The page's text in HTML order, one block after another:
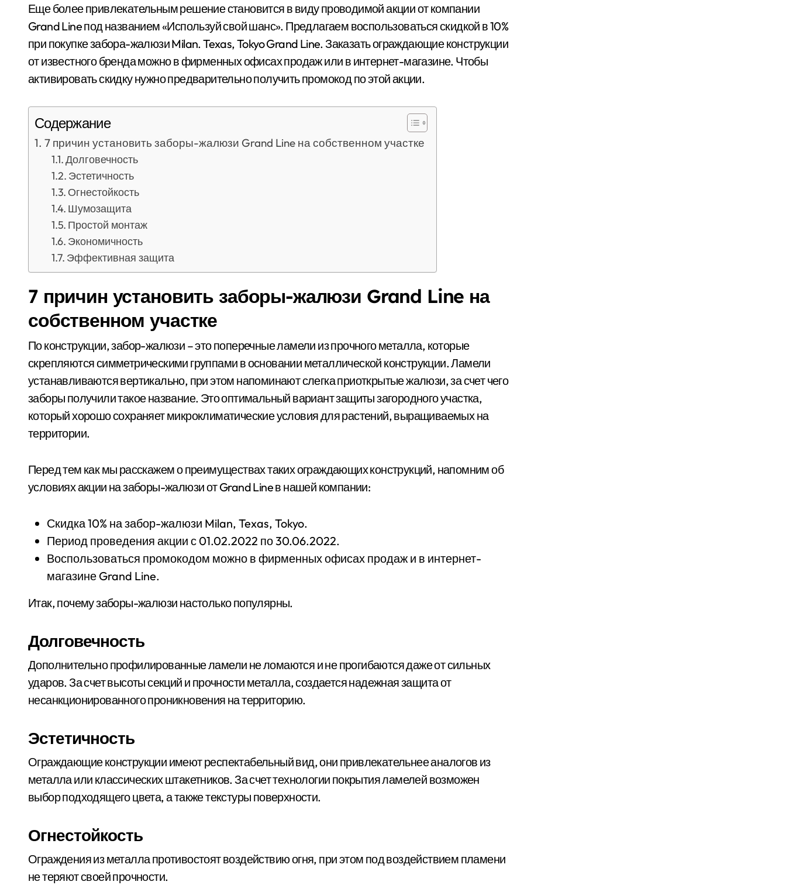
Еще более привлекательным решение становится в виду проводимой акции от компании
Grand Line под названием «Используй свой шанс». Предлагаем воспользоваться скидкой в 10%
при покупке забора-жалюзи Milan. Texas, Tokyo Grand Line. Заказать ограждающие конструкции
от известного бренда можно в фирменных офисах продаж или в интернет-магазине. Чтобы
активировать скидку нужно предварительно получить промокод по этой акции.
Содержание
7 причин установить заборы-жалюзи Grand Line на собственном участке
Долговечность
Эстетичность
Огнестойкость
Шумозащита
Простой монтаж
Экономичность
Эффективная защита
7 причин установить заборы-жалюзи Grand Line на
собственном участке
По конструкции, забор-жалюзи – это поперечные ламели из прочного металла, которые
скрепляются симметрическими группами в основании металлической конструкции. Ламели
устанавливаются вертикально, при этом напоминают слегка приоткрытые жалюзи, за счет чего
заборы получили такое название. Это оптимальный вариант защиты загородного участка,
который хорошо сохраняет микроклиматические условия для растений, выращиваемых на
территории.
Перед тем как мы расскажем о преимуществах таких ограждающих конструкций, напомним об
условиях акции на заборы-жалюзи от Grand Line в нашей компании:
Скидка 10% на забор-жалюзи Milan, Texas, Tokyo.
Период проведения акции с 01.02.2022 по 30.06.2022.
Воспользоваться промокодом можно в фирменных офисах продаж и в интернет-
магазине Grand Line.
Итак, почему заборы-жалюзи настолько популярны.
Долговечность
Дополнительно профилированные ламели не ломаются и не прогибаются даже от сильных
ударов. За счет высоты секций и прочности металла, создается надежная защита от
несанкционированного проникновения на территорию.
Эстетичность
Ограждающие конструкции имеют респектабельный вид, они привлекательнее аналогов из
металла или классических штакетников. За счет технологии покрытия ламелей возможен
выбор подходящего цвета, а также текстуры поверхности.
Огнестойкость
Ограждения из металла противостоят воздействию огня, при этом под воздействием пламени
не теряют своей прочности.